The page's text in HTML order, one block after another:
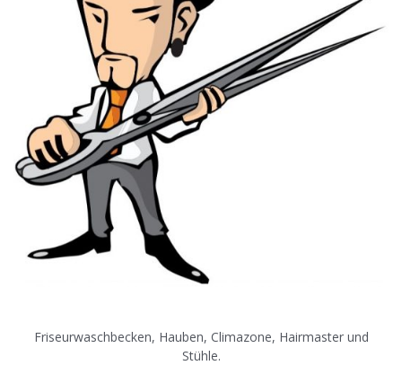
Friseurwaschbecken, Hauben, Climazone, Hairmaster und
Stühle.